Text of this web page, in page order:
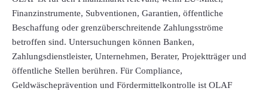
Finanzinstrumente, Subventionen, Garantien, öffentliche
Beschaffung oder grenzüberschreitende Zahlungsströme
betroffen sind. Untersuchungen können Banken,
Zahlungsdienstleister, Unternehmen, Berater, Projektträger und
öffentliche Stellen berühren. Für Compliance,
Geldwäscheprävention und Fördermittelkontrolle ist OLAF